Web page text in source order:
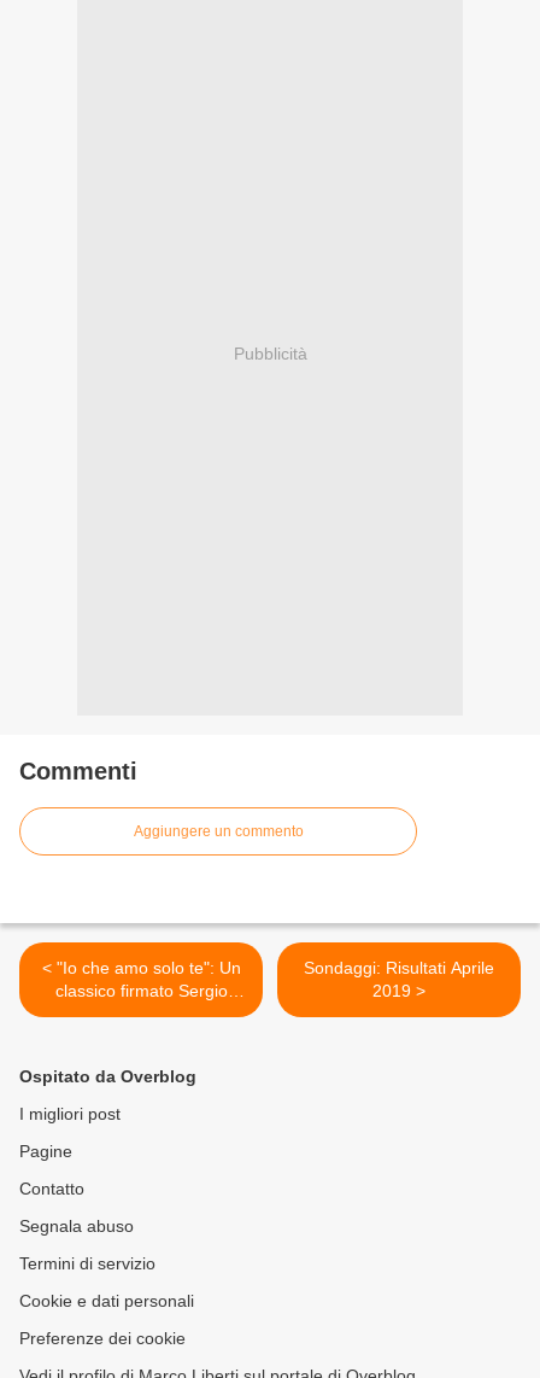
Pubblicità
Commenti
Aggiungere un commento
< "Io che amo solo te": Un
classico firmato Sergio
Endrigo
Sondaggi: Risultati Aprile
2019 >
Ospitato da Overblog
I migliori post
Pagine
Contatto
Segnala abuso
Termini di servizio
Cookie e dati personali
Preferenze dei cookie